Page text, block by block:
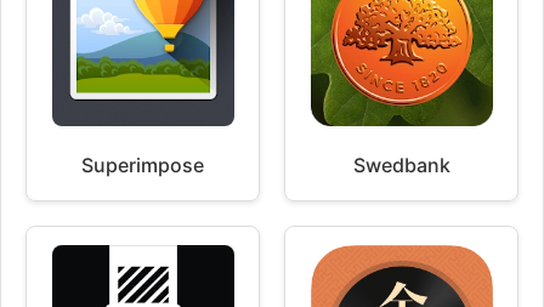
Superimpose Swedbank